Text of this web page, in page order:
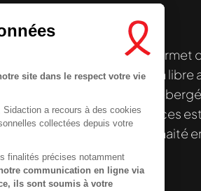
site dans le respect votre vie
a recours à des cookies
collectées depuis votre
finalités précises notamment
communication en ligne via
ils sont soumis à votre
de Sidactionpermet
francophones en libre
. À l’origine,
le Centre de ressources est
par Sidaction qui a souhaité